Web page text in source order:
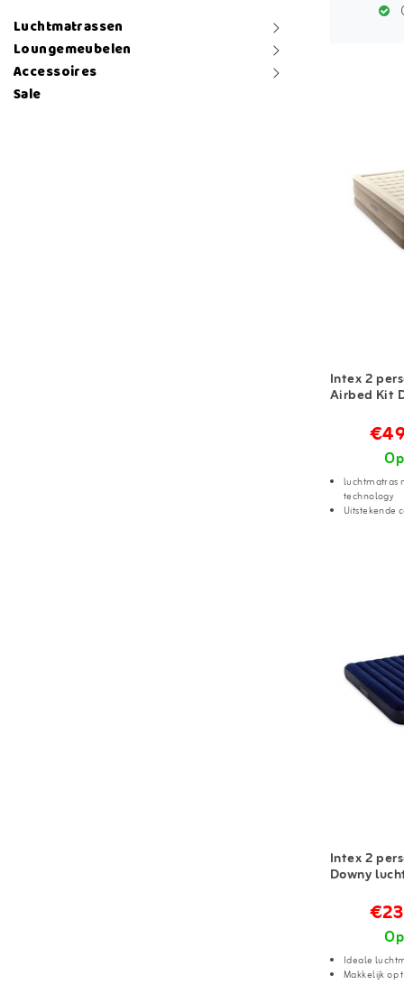
Luchtmatrassen
Loungemeubelen
Accessoires
Sale
Intex 2
Airbed Kit
luchtmatras
technology
Uitstekende
Intex 2
Downy
Ideale
Makkelijk op